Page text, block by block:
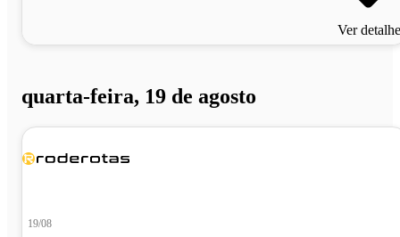
Ver
quarta-feira, 19 de agosto
19/08